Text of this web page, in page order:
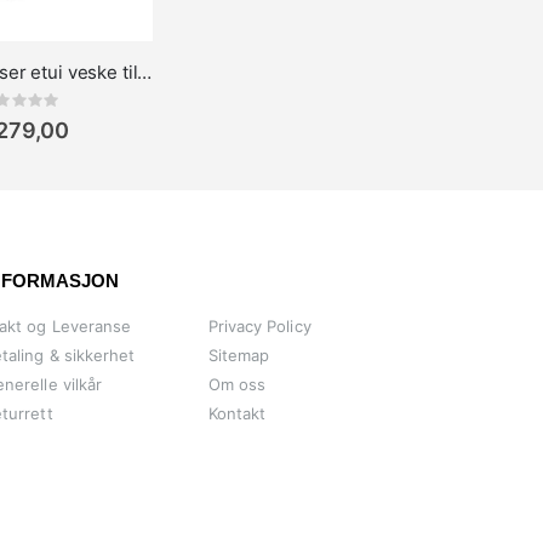
Troika Organiser etui veske til kabler, adaptere og ladere, sminke, grå
Rating:
og Leveranse
& sikkerhet
vilkår
Privacy Policy
Sitemap
Om oss
Kontakt